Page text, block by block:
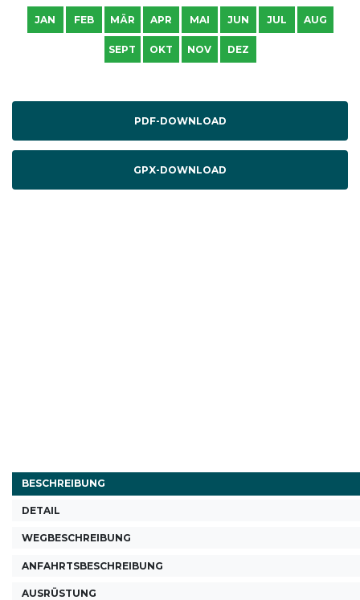
JAN FEB MÄR APR MAI JUN JUL AUG
SEPT OKT NOV DEZ
PDF-DOWNLOAD
GPX-DOWNLOAD
BESCHREIBUNG
DETAIL
WEGBESCHREIBUNG
ANFAHRTSBESCHREIBUNG
AUSRÜSTUNG